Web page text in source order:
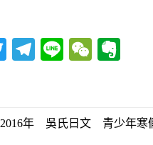
T
te
T
g
Li W
h r
2016年 吳氏日文 青少年寒